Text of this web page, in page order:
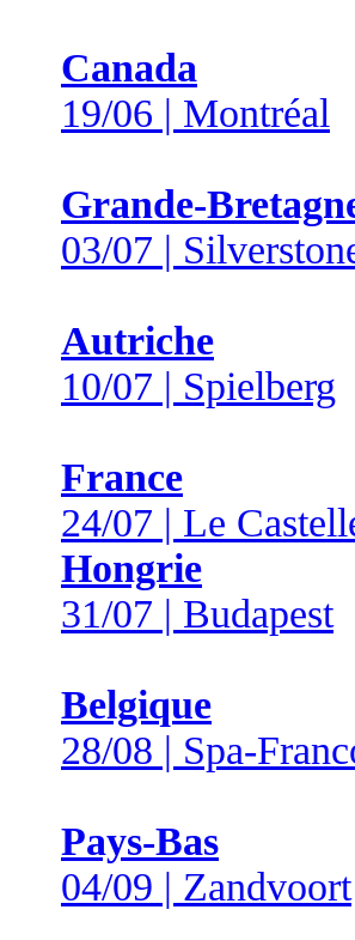
Canada
19/06 | Montréal
Grande-
03/07 |
Autriche
10/07 | Spielberg
France
24/07 | Le
Hongrie
31/07 | Budapest
Belgique
28/08 | Spa-
Pays-Bas
04/09 | Zandvoort